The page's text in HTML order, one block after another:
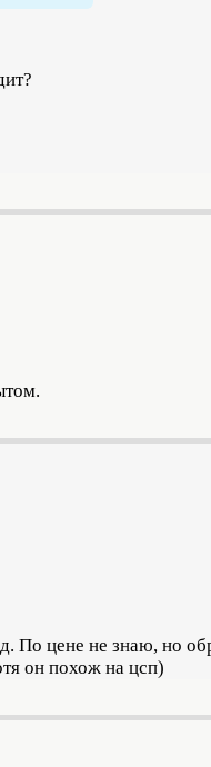
По цене не знаю, но
он похож на цсп)